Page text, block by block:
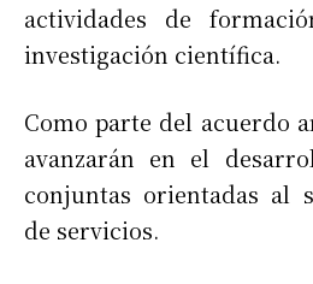
actividades de
investigación científica.
Como parte del acuerdo
avanzarán en el
conjuntas orientadas al
de servicios.